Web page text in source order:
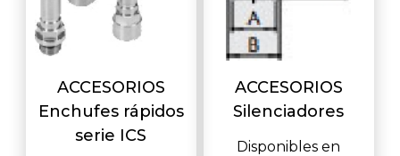
ACCESORIOS
Enchufes rápidos
serie ICS
ACCESORIOS
Silenciadores
Disponibles en